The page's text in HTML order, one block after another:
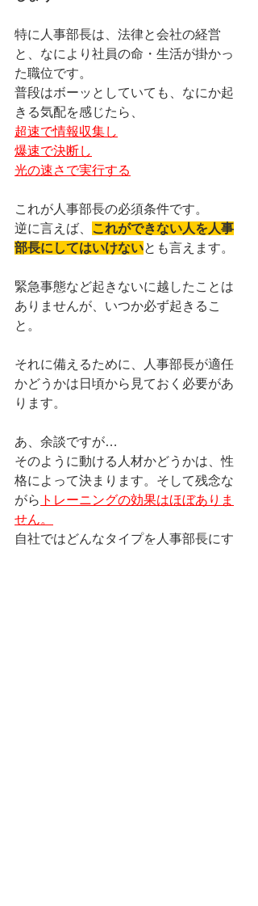
特に人事部長は、法律と会社の経営
と、なにより社員の命・生活が掛かっ
た職位です。
普段はボーッとしていても、なにか起
きる気配を感じたら、
超速で情報収集し
爆速で決断し
光の速さで実行する
これが人事部長の必須条件です。
逆に言えば、
これができない人を人事
部長にしてはいけないとも言えます。
緊急事態など起きないに越したことは
ありませんが、いつか必ず起きるこ
と。
それに備えるために、人事部長が適任
かどうかは日頃から見ておく必要があ
ります。
あ、余談ですが…
そのように動ける人材かどうかは、性
格によって決まります。そして残念な
がら トレーニングの効果はほぼありま
せん。
自社ではどんなタイプを人事部長にす